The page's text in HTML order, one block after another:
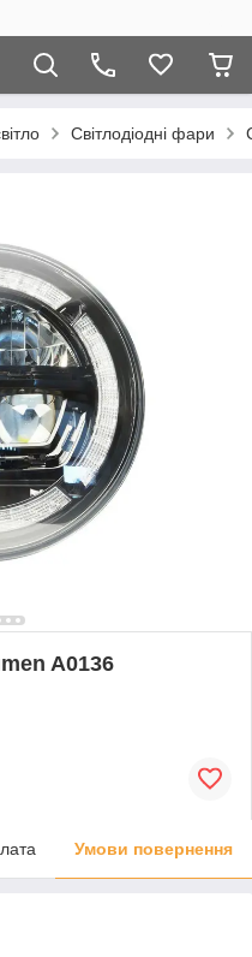
Світлодіодні фари
A0136
Умови повернення